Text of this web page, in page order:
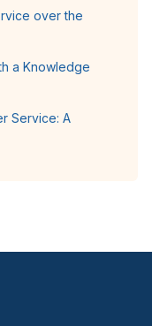
over the
a Knowledge
Service: A